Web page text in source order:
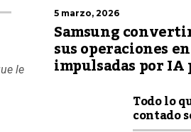
le
5 marzo, 2026
Samsung
sus operaciones
impulsadas por IA
Todo lo
contado